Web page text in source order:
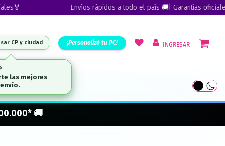
Envíos rápidos a todo el país 🚚| Garantías oficiales🏅
CP y ciudad ¡Personalizá tu PC! INGRESAR
🚚